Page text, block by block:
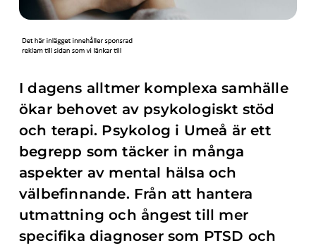
I dagens alltmer komplexa samhälle
ökar behovet av psykologiskt stöd
och terapi. Psykolog i Umeå är ett
begrepp som täcker in många
aspekter av mental hälsa och
välbefinnande. Från att hantera
utmattning och ångest till mer
specifika diagnoser som PTSD och